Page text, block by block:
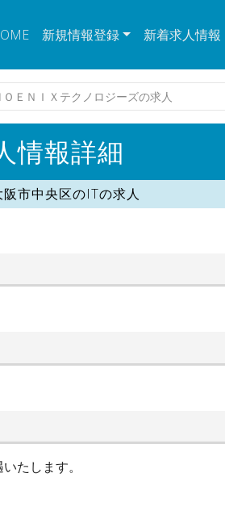
新規情報登録 新着求人情報
ＥＮＩＸテクノロジーズの求人
情報詳細
阪市中央区のITの求人
たします。